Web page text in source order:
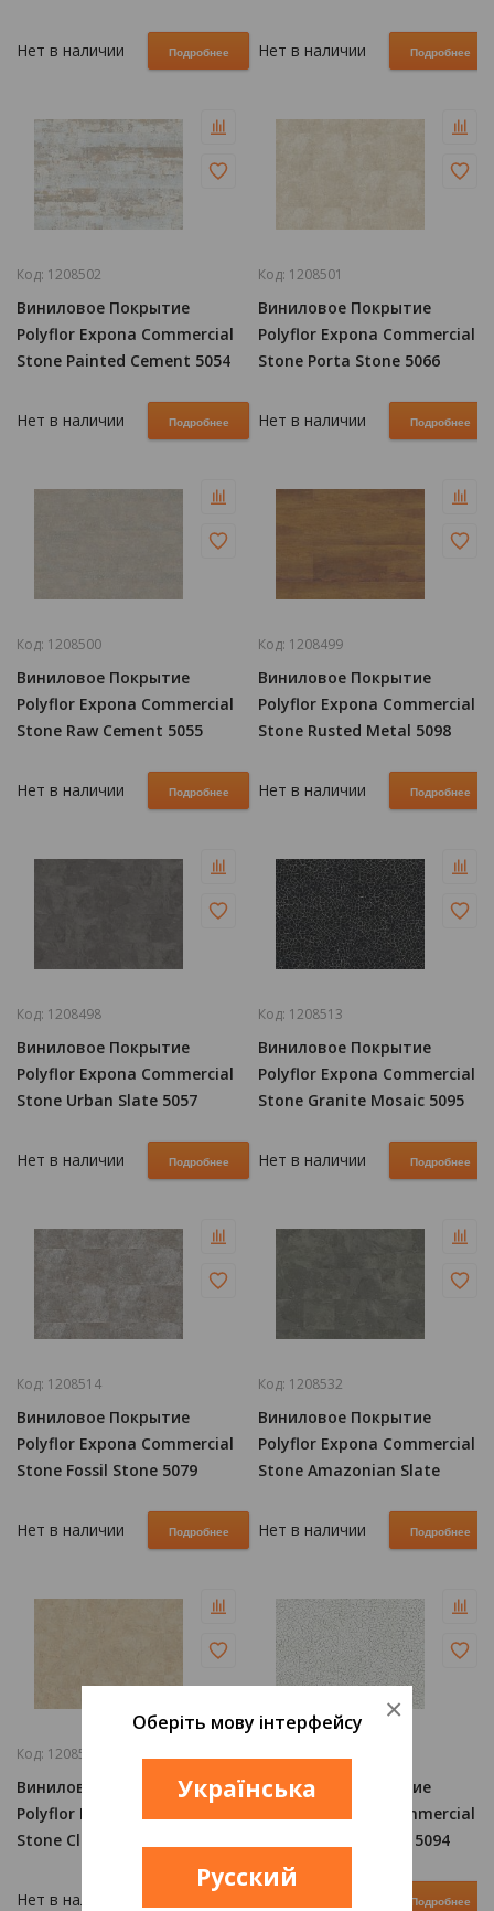
Нет в наличии Подробнее Нет в наличии Подробнее
Код: 1208502
Виниловое Покрытие
Polyflor Expona Commercial
Stone Painted Cement 5054
Нет в наличии Подробнее
Код: 1208501
Виниловое Покрытие
Polyflor Expona Commercial
Stone Porta Stone 5066
Нет в наличии Подробнее
Код: 1208500
Виниловое Покрытие
Polyflor Expona Commercial
Stone Raw Cement 5055
Нет в наличии Подробнее
Код: 1208499
Виниловое Покрытие
Polyflor Expona Commercial
Stone Rusted Metal 5098
Нет в наличии Подробнее
Код: 1208498
Виниловое Покрытие
Polyflor Expona Commercial
Stone Urban Slate 5057
Нет в наличии Подробнее
Код: 1208513
Виниловое Покрытие
Polyflor Expona Commercial
Stone Granite Mosaic 5095
Нет в наличии Подробнее
Код: 1208514
Виниловое Покрытие
Polyflor Expona Commercial
Stone Fossil Stone 5079
Нет в наличии Подробнее
Код: 1208532
Виниловое Покрытие
Polyflor Expona Commercial
Stone Amazonian Slate
Нет в наличии
Подробнее
Код: 1208524
Виниловое Покрытие
Polyflor Expona Commercial
Stone Classic Yorkstone
Нет в наличии
Виниловое Покрытие
Polyflor Expona Commercial
Stone Arctic Mosaic 5094
Подробнее
×
Оберіть мову інтерфейсу
Українська
Русский